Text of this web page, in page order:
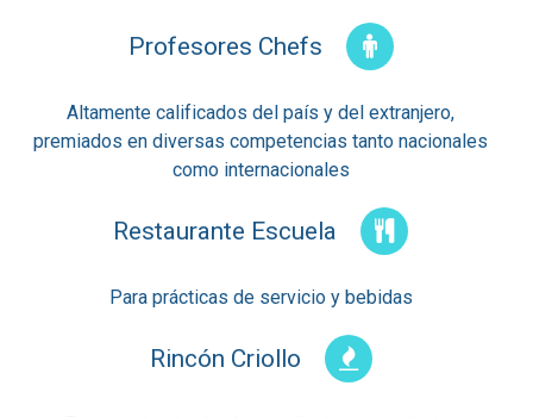
Profesores Chefs
Altamente calificados del país y del extranjero,
premiados en diversas competencias tanto nacionales
como internacionales
Restaurante Escuela
Para prácticas de servicio y bebidas
Rincón Criollo